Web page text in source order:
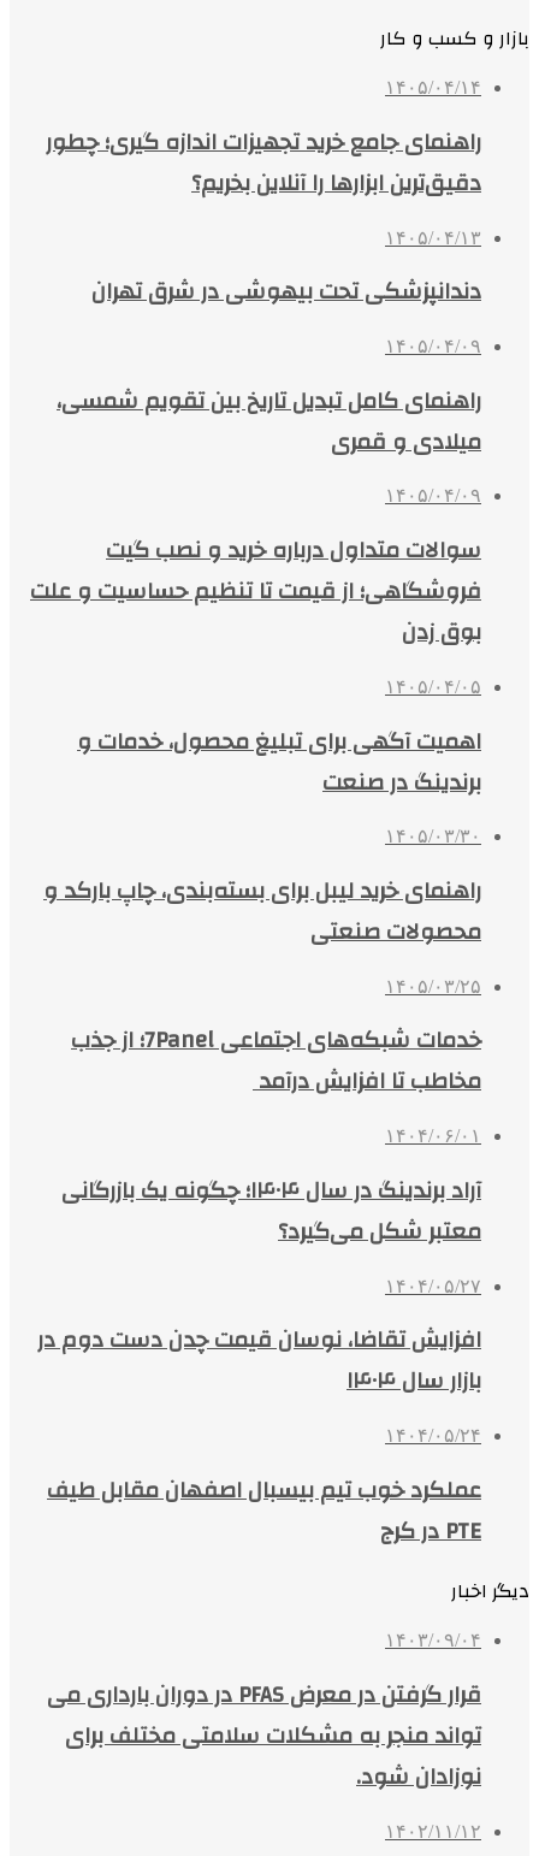
بازار و کسب و کار
۱۴۰۵/۰۴/۱۴
راهنمای جامع خرید تجهیزات اندازه گیری؛ چطور
دقیق‌ترین ابزارها را آنلاین بخریم؟
۱۴۰۵/۰۴/۱۳
دندانپزشکی تحت بیهوشی در شرق تهران
۱۴۰۵/۰۴/۰۹
راهنمای کامل تبدیل تاریخ بین تقویم شمسی،
میلادی و قمری
۱۴۰۵/۰۴/۰۹
سوالات متداول درباره خرید و نصب گیت
فروشگاهی؛ از قیمت تا تنظیم حساسیت و علت
بوق زدن
۱۴۰۵/۰۴/۰۵
اهمیت آگهی برای تبلیغ محصول، خدمات و
برندینگ در صنعت
۱۴۰۵/۰۳/۳۰
راهنمای خرید لیبل برای بسته‌بندی، چاپ بارکد و
محصولات صنعتی
۱۴۰۵/۰۳/۲۵
خدمات شبکه‌های اجتماعی 7Panel؛ از جذب
مخاطب تا افزایش درآمد
۱۴۰۴/۰۶/۰۱
آراد برندینگ در سال ۱۴۰۴؛ چگونه یک بازرگانی
معتبر شکل می‌گیرد؟
۱۴۰۴/۰۵/۲۷
افزایش تقاضا، نوسان قیمت چدن دست دوم در
بازار سال ۱۴۰۴
۱۴۰۴/۰۵/۲۴
عملکرد خوب تیم بیسبال اصفهان مقابل طیف
PTE در کرج
دیگر اخبار
۱۴۰۳/۰۹/۰۴
قرار گرفتن در معرض PFAS در دوران بارداری می
تواند منجر به مشکلات سلامتی مختلف برای
نوزادان شود.
۱۴۰۲/۱۱/۱۲